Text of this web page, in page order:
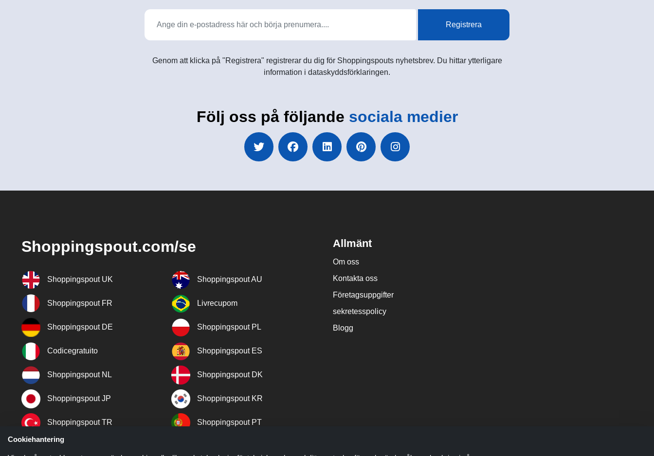
Registrera
Genom att klicka på "Registrera" registrerar du dig för Shoppingspouts nyhetsbrev. Du hittar ytterligare
information i dataskyddsförklaringen.
Följ oss på följande sociala medier
Shoppingspout.com/se
Shoppingspout UK Shoppingspout AU
Shoppingspout FR Livrecupom
Shoppingspout DE Shoppingspout PL
Codicegratuito Shoppingspout ES
Shoppingspout NL Shoppingspout DK
Shoppingspout JP Shoppingspout KR
Shoppingspout TR Shoppingspout PT
Shoppingspout NO
Allmänt
Om oss
Kontakta oss
Företagsuppgifter
sekretesspolicy
Blogg
Cookiehantering